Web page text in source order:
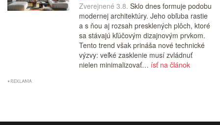
Zverejnené 3.8. Sklo dnes formuje podobu
modernej architektúry. Jeho obľuba rastie
a s ňou aj rozsah presklených plôch, ktoré
sa stávajú kľúčovým dizajnovým prvkom.
Tento trend však prináša nové technické
výzvy: veľké zasklenie musí zvládnuť
nielen minimalizovať… ísť na článok